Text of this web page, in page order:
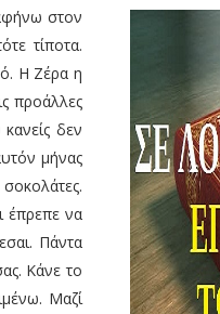
στον
τίποτα.
Η Ζέρα η
προάλλες
δεν
μήνας
έπρεπε να
Πάντα
Κάνε το
Μαζί